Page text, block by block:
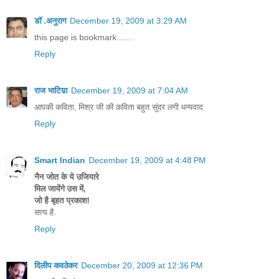
डॉ .अनुराग December 19, 2009 at 3:29 AM
this page is bookmark.......
Reply
राज भाटिय़ा December 19, 2009 at 7:04 AM
आपकी कविता, मिश्र जी की कविता बहुत सुंदर लगी धन्यवाद
Reply
Smart Indian December 19, 2009 at 4:48 PM
नैन जोत के ये उजियारे
मिल जायेंगे उस में,
जो है बृहत प्रकाश!
सत्य है.
Reply
दिलीप कवठेकर December 20, 2009 at 12:36 PM